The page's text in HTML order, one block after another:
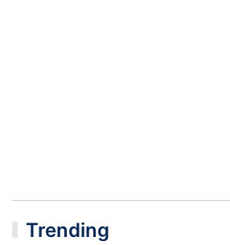
Trending